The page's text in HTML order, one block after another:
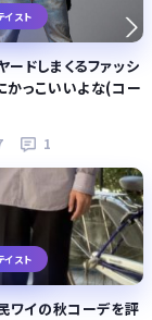
イスト
ードしまくるファッシ
かっこいいよな(コー
1
イスト
ワイの秋コーデを評